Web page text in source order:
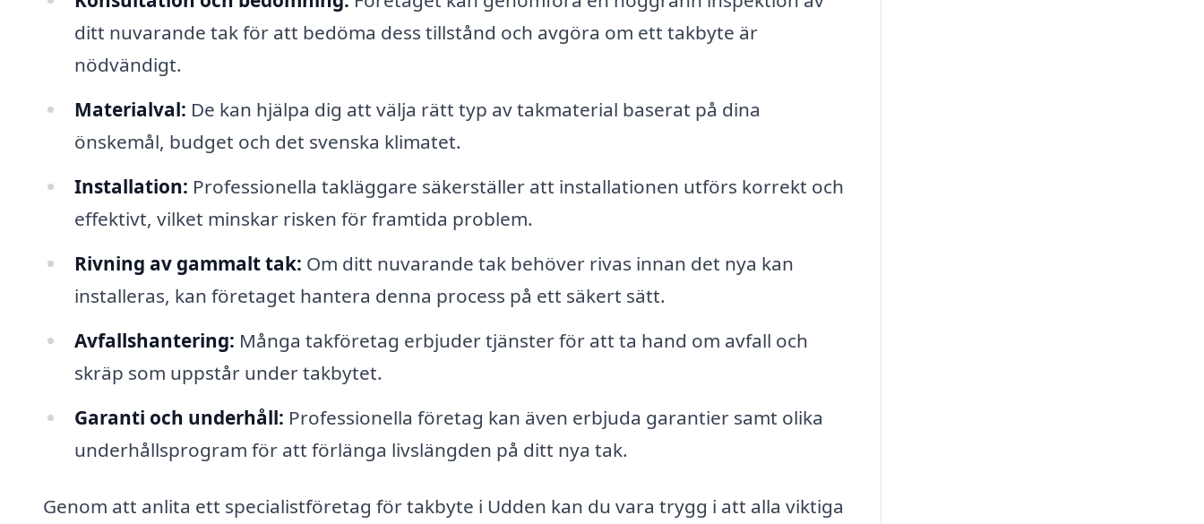
ditt nuvarande tak för att bedöma dess tillstånd och avgöra om ett takbyte är
nödvändigt.
Materialval: De kan hjälpa dig att välja rätt typ av takmaterial baserat på dina
önskemål, budget och det svenska klimatet.
Installation: Professionella takläggare säkerställer att installationen utförs korrekt och
effektivt, vilket minskar risken för framtida problem.
Rivning av gammalt tak: Om ditt nuvarande tak behöver rivas innan det nya kan
installeras, kan företaget hantera denna process på ett säkert sätt.
Avfallshantering: Många takföretag erbjuder tjänster för att ta hand om avfall och
skräp som uppstår under takbytet.
Garanti och underhåll: Professionella företag kan även erbjuda garantier samt olika
underhållsprogram för att förlänga livslängden på ditt nya tak.
Genom att anlita ett specialistföretag för takbyte i Udden kan du vara trygg i att alla viktiga